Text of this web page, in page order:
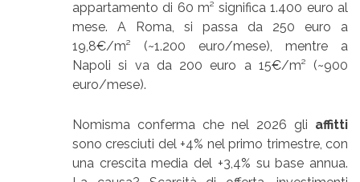
appartamento di 60 m² significa 1.400 euro al
mese. A Roma, si passa da 250 euro a
19,8€/m² (~1.200 euro/mese), mentre a
Napoli si va da 200 euro a 15€/m² (~900
euro/mese).
Nomisma conferma che nel 2026 gli affitti
sono cresciuti del +4% nel primo trimestre, con
una crescita media del +3,4% su base annua.